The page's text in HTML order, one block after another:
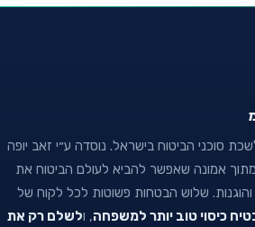
סוכני הביטוח בישראל. נוסדה ע״י זאב יופה
מתוך אמונה שאפשר להביא לעולם הביטוח את
שלוש הבטחות פשוטות לכל לקוח של
כיסוי טוב יותר למשפחה, ולשלם רק את